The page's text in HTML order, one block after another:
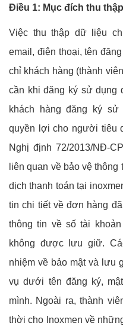
Điều 1: Mục đích thu
Việc thu thập dữ liệu
email, điện thoại, tên
chỉ khách hàng (thành
cần khi đăng ký sử dụng
khách hàng đăng ký
quyền lợi cho người tiêu
Nghị định 72/2013/NĐ-
liên quan về bảo vệ
dịch thanh toán tại
tin chi tiết về đơn hàng
thông tin về số tài
không được lưu giữ.
nhiệm về bảo mật và lưu
vụ dưới tên đăng ký,
mình. Ngoài ra, thành
thời cho Inoxmen về